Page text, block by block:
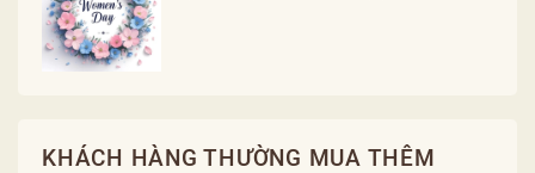
KHÁCH HÀNG THƯỜNG MUA THÊM